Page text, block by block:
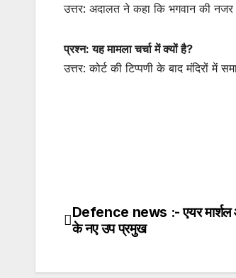
उत्तर: अदालत ने कहा कि भगवान की
प्रश्न: यह मामला चर्चा में क्यों है?
उत्तर: कोर्ट की टिप्पणी के बाद मंदिरों में
Post
Defence news :- एयर मार्शल
के नए उप प्रमुख